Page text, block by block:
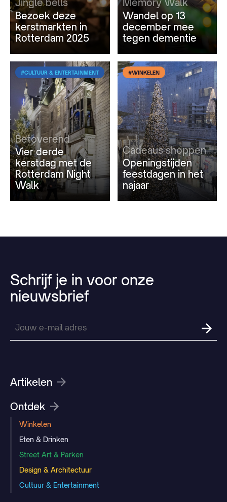
Jingle bells
Bezoek deze
kerstmarkten in
Rotterdam 2025
Memory Walk
Wandel op 13
december mee
tegen dementie
#CULTUUR & ENTERTAINMENT
Betoverend
Vier derde
kerstdag met de
Rotterdam Night
Walk
#WINKELEN
Cadeaus shoppen
Openingstijden
feestdagen in het
najaar
Schrijf je in voor onze
nieuwsbrief
Artikelen
Ontdek
Winkelen
Eten & Drinken
Street Art & Parken
Design & Architectuur
Cultuur & Entertainment